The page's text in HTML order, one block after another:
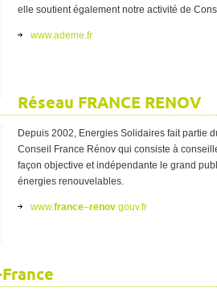
elle soutient également notre activité de
www.ademe.fr
Réseau FRANCE RENOV
Depuis 2002, Energies Solidaires fait partie
Conseil France Rénov qui consiste à
façon objective et indépendante le grand
énergies renouvelables.
www.france–renov.gouv.fr